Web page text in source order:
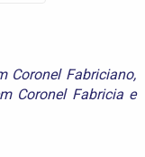
Coronel Fabriciano,
Coronel Fabriciae